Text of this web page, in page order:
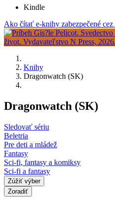
Kindle
Ako čítať e-knihy zabezpečené
Knihy
Dragonwatch (SK)
Dragonwatch (SK)
Sledovať sériu
Beletria
Pre deti a mládež
Fantasy
Sci-fi, fantasy a komiksy
Sci-fi a fantasy
Zúžiť výber
Zoradiť